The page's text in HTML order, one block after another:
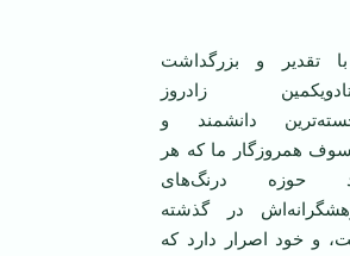
تقدیر و بزرگداشت
زادروز
دانشمند و
همروزگار ما که هر
حوزه درنگ‌های
در گذشته
و خود اصرار دارد که